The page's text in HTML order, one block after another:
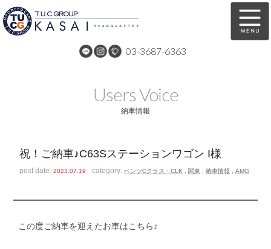
03-3687-6363
全国納車 特別作業
Users Voice
納車情報
祝！ご納車♪C63Sステーションワゴン I様
post date:2023.07.19 category:ベンツCクラス・CLK 関東 納車情報 AMG
この度ご納車を迎えたお車はこちら♪